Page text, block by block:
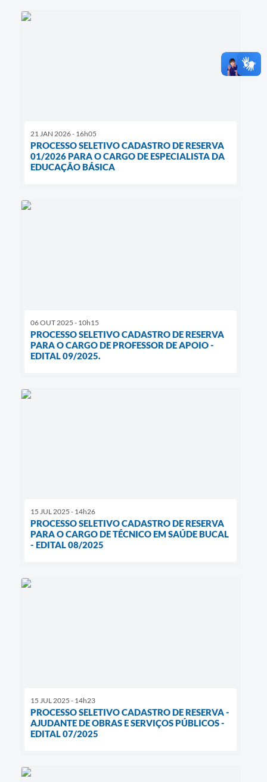
21 JAN 2026 - 16h05
PROCESSO SELETIVO CADASTRO DE RESERVA
01/2026 PARA O CARGO DE ESPECIALISTA DA
EDUCAÇÃO BÁSICA
06 OUT 2025 - 10h15
PROCESSO SELETIVO CADASTRO DE RESERVA
PARA O CARGO DE PROFESSOR DE APOIO -
EDITAL 09/2025.
15 JUL 2025 - 14h26
PROCESSO SELETIVO CADASTRO DE RESERVA
PARA O CARGO DE TÉCNICO EM SAÚDE BUCAL
- EDITAL 08/2025
15 JUL 2025 - 14h23
PROCESSO SELETIVO CADASTRO DE RESERVA -
AJUDANTE DE OBRAS E SERVIÇOS PÚBLICOS -
EDITAL 07/2025